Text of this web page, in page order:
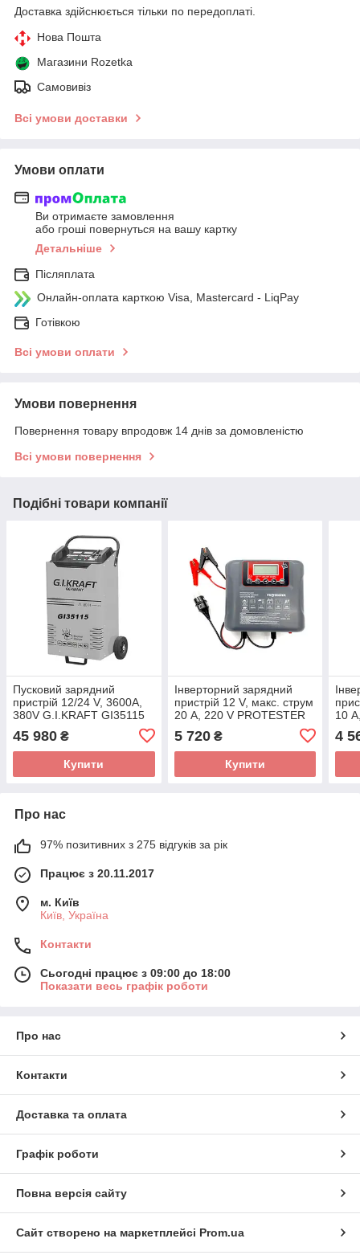
Доставка здійснюється тільки по передоплаті.
Нова Пошта
Магазини Rozetka
Самовивіз
Всі умови доставки
Умови оплати
Ви отримаєте замовлення
або гроші повернуться на вашу картку
Детальніше
Післяплата
Онлайн-оплата карткою Visa, Mastercard - LiqPay
Готівкою
Всі умови оплати
Умови повернення
Повернення товару впродовж 14 днів за домовленістю
Всі умови повернення
Подібні товари компанії
Пусковий зарядний
пристрій 12/24 V, 3600A,
380V G.I.KRAFT GI35115
45 980 ₴
Купити
Інверторний зарядний
пристрій 12 V, макс. струм
20 A, 220 V PROTESTER
5 720₴
Купити
10
4
Про нас
97% позитивних з 275 відгуків за рік
Працює з 20.11.2017
м. Київ
Київ, Україна
Контакти
Сьогодні працює з 09:00 до 18:00
Показати весь графік роботи
Про нас
Контакти
Доставка та оплата
Графік роботи
Повна версія сайту
Сайт створено на маркетплейсі Prom.ua